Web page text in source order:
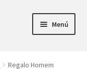
Menú
Regalo Homem